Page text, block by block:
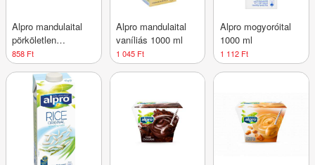
Alpro mandulaital
pörköletlen
cukormentes 1000
ml
858 Ft
Alpro mandulaital
vaníliás 1000 ml
1 045 Ft
Alpro mogyoróital
1000 ml
1 112 Ft